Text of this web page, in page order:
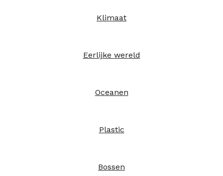
Klimaat
Eerlijke wereld
Oceanen
Plastic
Bossen